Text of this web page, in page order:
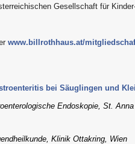
Gesellschaft für
www.billrothhaus.at/
bei Säuglingen und
Endoskopie, St.
Klinik Ottakring, Wien